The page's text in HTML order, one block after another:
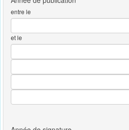
entre le
et le